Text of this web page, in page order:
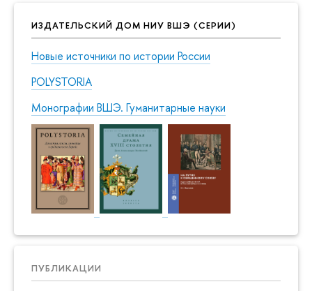
ИЗДАТЕЛЬСКИЙ ДОМ НИУ ВШЭ (СЕРИИ)
Новые источники по истории России
POLYSTORIA
Монографии ВШЭ. Гуманитарные науки
ПУБЛИКАЦИИ